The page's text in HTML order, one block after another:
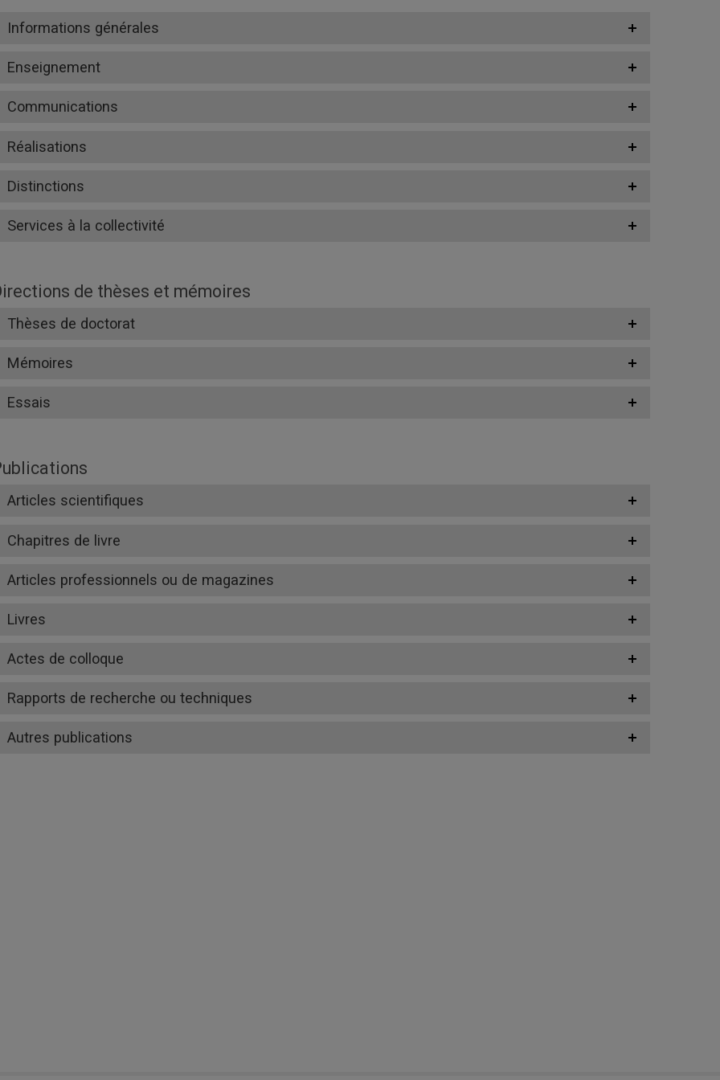
Informations générales
Enseignement
Communications
Réalisations
Distinctions
Services à la collectivité
de thèses et mémoires
Thèses de doctorat
Mémoires
Essais
Articles scientifiques
Chapitres de livre
Articles professionnels ou de magazines
Livres
Actes de colloque
Rapports de recherche ou techniques
Autres publications